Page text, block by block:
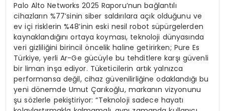
Palo Alto Networks 2025 Raporu’nun bağlantılı
cihazların %77’sinin siber saldırılara açık olduğunu ve
ev içi risklerin %48’inin eski nesil robot süpürgelerden
kaynaklandığını ortaya koyması, teknoloji dünyasında
veri gizliliğini birincil öncelik haline getirirken; Pure Es
Türkiye, yerli Ar-Ge gücüyle bu tehditlere karşı güvenli
bir liman inşa ediyor. Tüketicilerin artık yalnızca
performansa değil, cihaz güvenilirliğine odaklandığı bu
yeni dönemde Umut Çarıkoğlu, markanın vizyonunu
şu sözlerle pekiştiriyor: “Teknoloji sadece hayatı